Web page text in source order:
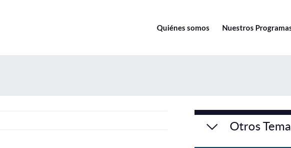
Quiénes somos Nuestros
Otros